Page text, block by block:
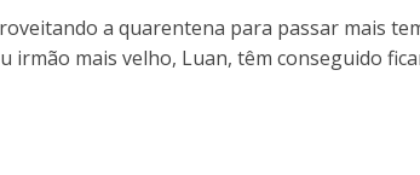
a quarentena para passar mais
irmão mais velho, Luan, têm conseguido